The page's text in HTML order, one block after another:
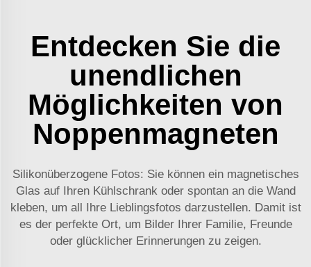
Entdecken Sie die
unendlichen
Möglichkeiten von
Noppenmagneten
Silikonüberzogene Fotos: Sie können ein magnetisches
Glas auf Ihren Kühlschrank oder spontan an die Wand
kleben, um all Ihre Lieblingsfotos darzustellen. Damit ist
es der perfekte Ort, um Bilder Ihrer Familie, Freunde
oder glücklicher Erinnerungen zu zeigen.